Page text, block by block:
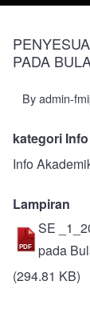
PADA
Byadmin-
kategori Info
Info
Lampiran
SE
pada
(294.81 KB)